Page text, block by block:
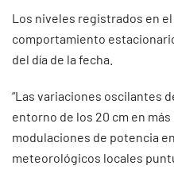
Los niveles registrados en
comportamiento
del día de la fecha.
“Las variaciones oscilantes
entorno de los 20 cm en
modulaciones de potencia
meteorológicos locales